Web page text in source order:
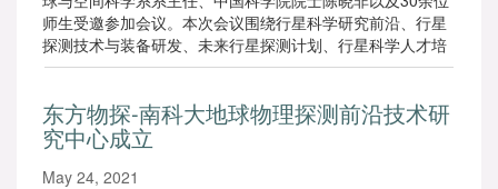
师生受邀参加会议。本次会议围绕行星科学研究前沿、行星
探测技术与装备研发、未来行星探测计划、行星科学人才培
养等主题进行研讨。
东方物探-南科大地球物理探测前沿技术研
究中心成立
May 24, 2021